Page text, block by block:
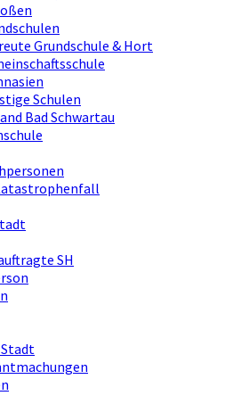
Grundschule & Hort
Schulen
Bad Schwartau
SH